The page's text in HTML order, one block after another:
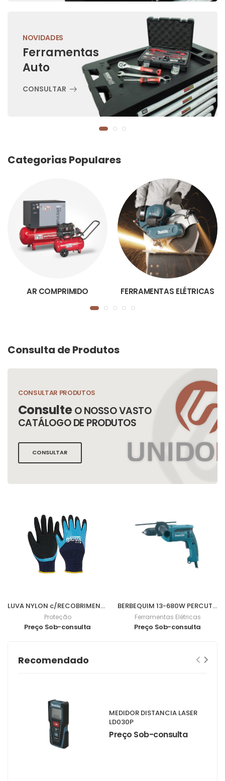
NOVIDADES
Ferramentas
Auto
CONSULTAR
Categorias Populares
AR COMPRIMIDO FERRAMENTAS ELÉTRICAS
Consulta de Produtos
CONSULTAR PRODUTOS
ConsulteO NOSSO VASTO
CATÁLOGO DE PRODUTOS
CONSULTAR
LUVA NYLON c/RECOBRIMENTO NITRILO FOAM 3/4 9 - 0701057
Proteção
Preço Sob-consulta
BERBEQUIM 13-680W PERCUTOR HP1641
Ferramentas Elétricas
Preço Sob-consulta
Recomendado
MEDIDOR DISTANCIA LASER
LD030P
Preço Sob-consulta